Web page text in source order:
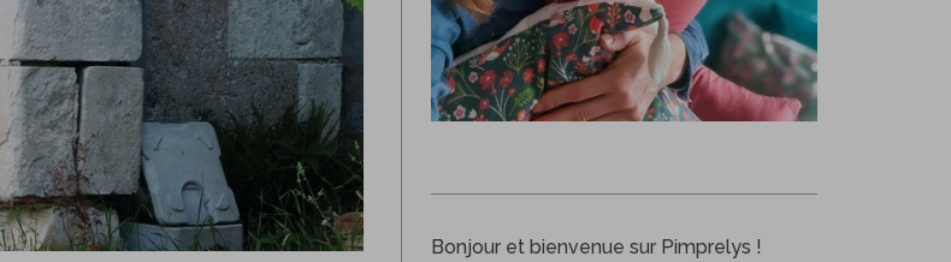
Bonjour et bienvenue sur Pimprelys !